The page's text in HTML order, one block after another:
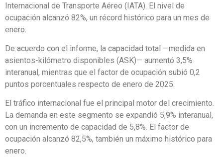
Internacional de Transporte Aéreo (IATA). El nivel de
ocupación alcanzó 82%, un récord histórico para un mes de
enero.
De acuerdo con el informe, la capacidad total —medida en
asientos-kilómetro disponibles (ASK)— aumentó 3,5%
interanual, mientras que el factor de ocupación subió 0,2
puntos porcentuales respecto de enero de 2025.
El tráfico internacional fue el principal motor del crecimiento.
La demanda en este segmento se expandió 5,9% interanual,
con un incremento de capacidad de 5,8%. El factor de
ocupación alcanzó 82,5%, también un máximo histórico para
enero.